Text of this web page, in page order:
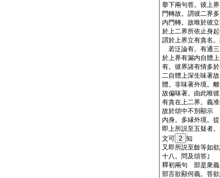
擧下兩句答。彼上
門轉故。謂彼二界
内門轉。故唯於彼
於上二界所依止身
謂於上界立有貪名
若泛論有。有通
於上界有漏内自體
有。彼界諸有情多
二自體上深生味著
體。非味著外境。
故偏味著。由此唯
有貪在上二界。義
故於頌中不別顯示
内身。多縁外境。
即上所説至五疑者
文可 2 知
又即所説至餘等如
十八。問及頌答｣
釋初兩句 部是衆義
部言欲顯何義。